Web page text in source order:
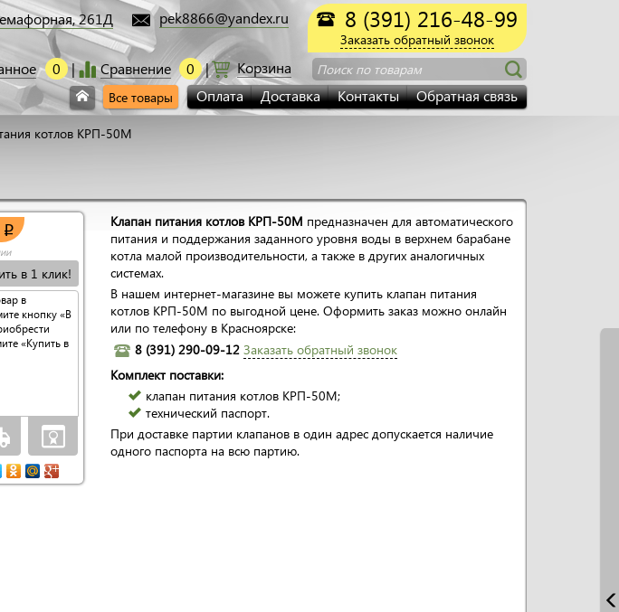
8 (391) 216-48-99
Заказать обратный звонок
261Д pek8866@yandex.ru
Поиск по товарам
Корзина
Сравнение 0
0
Оплата
Доставка Контакты Обратная связь
Все товары
котлов КРП-50М
q
в 1 клик!
в
кнопку «В
«Купить в
Клапан питания котлов КРП-50М предназначен для автоматического
питания и поддержания заданного уровня воды в верхнем барабане
котла малой производительности, а также в других аналогичных
системах.
В нашем интернет-магазине вы можете купить клапан питания
котлов КРП-50М по выгодной цене. Оформить заказ можно онлайн
или по телефону в Красноярске:
8 (391) 290-09-12 Заказать обратный звонок
Комплект поставки:
клапан питания котлов КРП-50М;
технический паспорт.
При доставке партии клапанов в один адрес допускается наличие
одного паспорта на всю партию.